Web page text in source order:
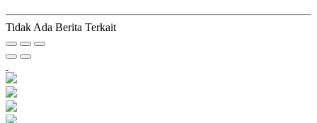
Tidak Ada Berita Terkait